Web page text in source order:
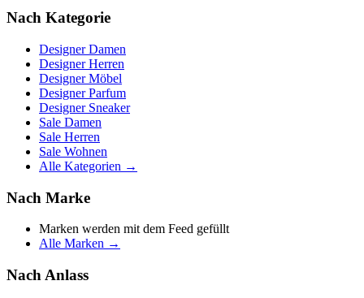
Nach Kategorie
Designer Damen
Designer Herren
Designer Möbel
Designer Parfum
Designer Sneaker
Sale Damen
Sale Herren
Sale Wohnen
Alle Kategorien →
Nach Marke
Marken werden mit dem Feed gefüllt
Alle Marken →
Nach Anlass